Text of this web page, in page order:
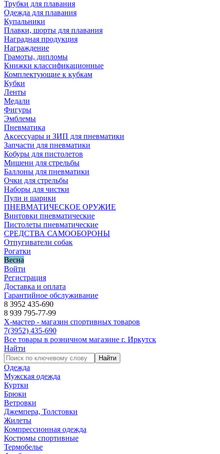
Трубки для плавания
Одежда для плавания
Купальники
Плавки, шорты для плавания
Наградная продукция
Награждение
Грамоты, дипломы
Книжки классификационные
Комплектующие к кубкам
Кубки
Ленты
Медали
Фигуры
Эмблемы
Пневматика
Аксессуары и ЗИП для пневматики
Запчасти для пневматики
Кобуры для пистолетов
Мишени для стрельбы
Баллоны для пневматики
Очки для стрельбы
Наборы для чистки
Пули и шарики
ПНЕВМАТИЧЕСКОЕ ОРУЖИЕ
Винтовки пневматические
Пистолеты пневматические
СРЕДСТВА САМООБОРОНЫ
Отпугиватели собак
Рогатки
Весна
Войти
Регистрация
Доставка и оплата
Гарантийное обслуживание
8 3952 435-690
8 939 795-77-99
Х-мастер - магазин спортивных товаров
7(3952) 435-690
Все товары в розничном магазине г. Иркутск
Найти
Найти
Одежда
Мужская одежда
Куртки
Брюки
Ветровки
Джемпера, Толстовки
Жилеты
Компрессионная одежда
Костюмы спортивные
Термобелье